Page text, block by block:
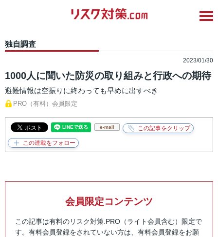
独自調査
2023/01/30
1000人に聞いた防災の取り組みと行政への期待
避難情報は空振りに終わっても早めに出すべき
PRO（有料）会員限定
e-mail
会員限定コンテンツ
この記事は有料のリスク対策.PRO（ライト会員含む）限定で
す。有料会員登録をされていない方は、有料会員登録をお願